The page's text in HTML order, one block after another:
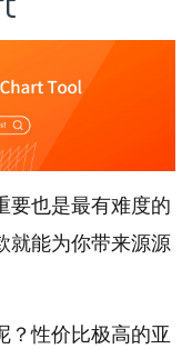
要也是最有难度的
就能为你带来源源
？性价比极高的亚